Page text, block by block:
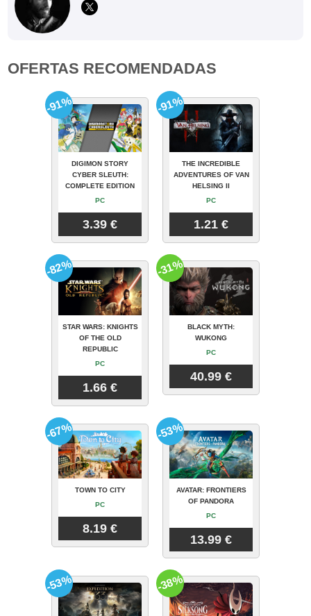
OFERTAS RECOMENDADAS
DIGIMON STORY
CYBER SLEUTH:
COMPLETE EDITION
PC
3.39 €
-91%
THE INCREDIBLE
ADVENTURES OF VAN
HELSING II
PC
1.21 €
-91%
STAR WARS: KNIGHTS
OF THE OLD
REPUBLIC
PC
1.66 €
-82%
BLACK MYTH:
WUKONG
PC
40.99 €
-31%
TOWN TO CITY
PC
8.19 €
-67%
AVATAR: FRONTIERS
OF PANDORA
PC
13.99 €
-53%
-53% -38%